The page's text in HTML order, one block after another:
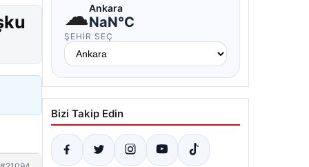
☁Ankara
NaN°C
ŞEHIR SEÇ
Bizi Takip Edin